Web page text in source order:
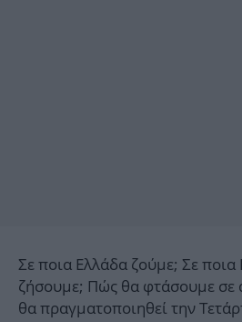
Σε ποια Ελλάδα ζούμε; Σε
ζήσουμε; Πώς θα φτάσουμε σε
θα πραγματοποιηθεί την